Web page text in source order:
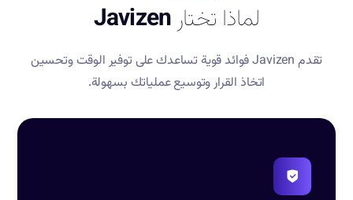
لماذا تختار Javizen
تقدم Javizen فوائد قوية تساعدك على توفير الوقت وتحسين
اتخاذ القرار وتوسيع عملياتك بسهولة.